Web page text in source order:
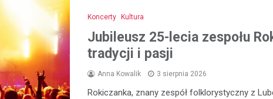
Koncerty Kultura
Jubileusz 25-lecia zespołu
tradycji i pasji
Anna Kowalik 3 sierpnia 2026
Rokiczanka, znany zespół folklorystyczny z